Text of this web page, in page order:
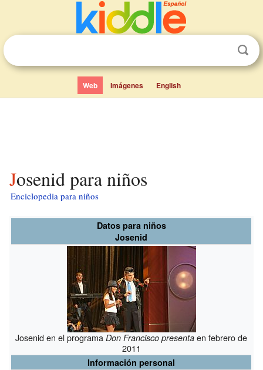
Web Imágenes English
Josenid para niños
Enciclopedia para niños
Datos para niños
Josenid
Josenid en el programaDon Francisco presenta en febrero de
2011
Información personal